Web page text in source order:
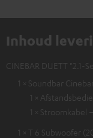
Inhoud
CINEBAR DUETT "2.1-
1 × Soundbar
1 ×
1 × Stroomkabel
1 × T 6 Subwoofer